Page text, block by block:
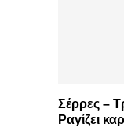
Σέρρες –
Ραγίζει